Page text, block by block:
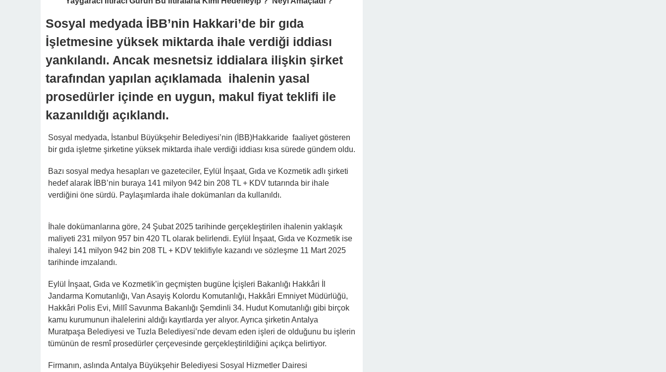
Çevrelerce Neden ? Hangi Gerekçelerle ? Hedef Tahtasına Oturtuldu ?
Mesnetsiz İddialar Öne Süren, İftiracı Birkaç Çapsızdan İbaret Olan, Bu Yaygaracı İftiracı Güruh Bu
İftiralarla Kimi Hedefleyip ? Neyi Amaçladı ?
Sosyal medyada İBB’nin Hakkari’de bir gıda İşletmesine yüksek
miktarda ihale verdiği iddiası yankılandı. Ancak mesnetsiz iddialara
ilişkin şirket tarafından yapılan açıklamada ihalenin yasal prosedürler
Sosyal medyada, İstanbul Büyükşehir Belediyesi’nin (İBB)Hakkaride faaliyet gösteren bir gıda işletme şirketine yüksek
Bazı sosyal medya hesapları ve gazeteciler, Eylül İnşaat, Gıda ve Kozmetik adlı şirketi hedef alarak İBB’nin buraya 141
milyon 942 bin 208 TL + KDV tutarında bir ihale verdiğini öne sürdü. Paylaşımlarda ihale dokümanları da kullanıldı.
İhale dokümanlarına göre, 24 Şubat 2025 tarihinde gerçekleştirilen ihalenin yaklaşık maliyeti 231 milyon 957 bin 420
TL olarak belirlendi. Eylül İnşaat, Gıda ve Kozmetik ise ihaleyi 141 milyon 942 bin 208 TL + KDV teklifiyle kazandı ve
sözleşme 11 Mart 2025 tarihinde imzalandı.
Kolordu Komutanlığı, Hakkâri Emniyet Müdürlüğü, Hakkâri Polis Evi, Millî Savunma Bakanlığı Şemdinli 34. Hudut
Komutanlığı gibi birçok kamu kurumunun ihalelerini aldığı kayıtlarda yer alıyor. Ayrıca şirketin Antalya Muratpaşa
Belediyesi ve Tuzla Belediyesi’nde devam eden işleri de olduğunu bu işlerin tümünün de resmî prosedürler
çerçevesinde gerçekleştirildiğini açıkça belirtiyor.
Firmanın, aslında Antalya Büyükşehir Belediyesi Sosyal Hizmetler Dairesi Başkanlığı’nın 2024/93261 numaralı
Sahibi Vatandaşlara Gıda Paketi Alımı” ihalesini 17 milyon 865 bin TL ile kazanmıştı.